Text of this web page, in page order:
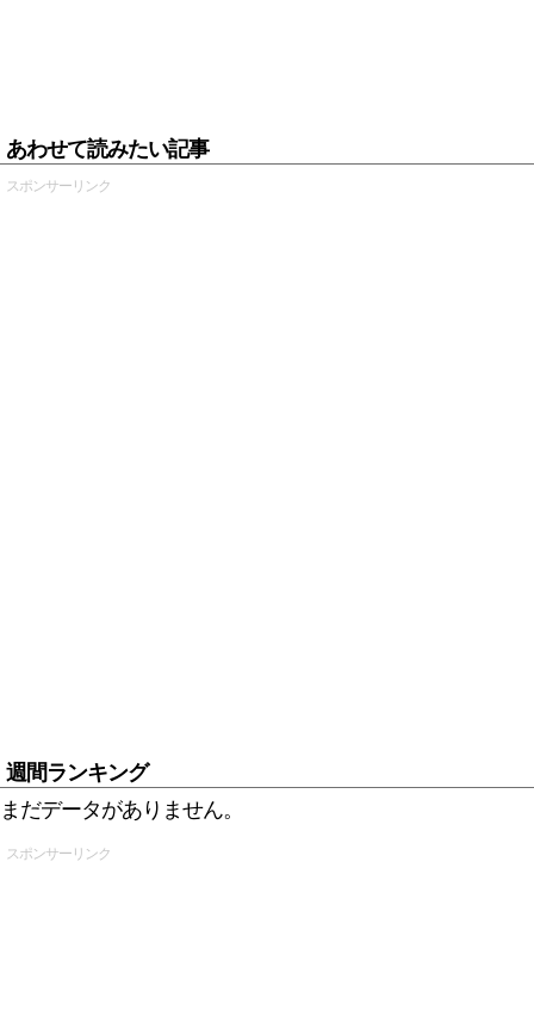
あわせて読みたい記事
スポンサーリンク
週間ランキング
まだデータがありません。
スポンサーリンク